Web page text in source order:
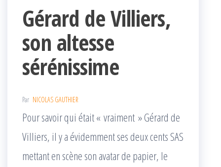
Gérard de Villiers,
son altesse
sérénissime
Par NICOLAS GAUTHIER
Pour savoir qui était « vraiment » Gérard de
Villiers, il y a évidemment ses deux cents SAS
mettant en scène son avatar de papier, le